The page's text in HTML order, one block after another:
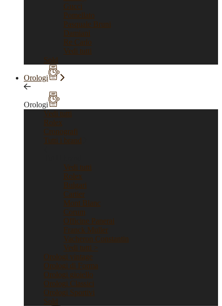
Gucci
Pomellato
Pasquale Bruni
Damiani
Re Carlo
Vedi tutti
Sold
Orologi
Orologi
Vedi tutti
Rolex
Cronografi
Tutti i brand
Vedi tutti
Rolex
Bulgari
Cartier
Mont Blanc
Corum
Officine Panerai
Franck Muller
Vacheron Constantin
Vedi tutti >
Orologi vintage
Orologi di Forma
Orologi gioiello
Orologi Classici
Orologi Sportivi
Sold